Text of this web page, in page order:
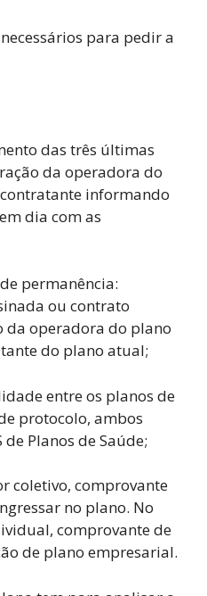
para pedir a
das três últimas
da operadora do
informando
dia com as
permanência:
ou contrato
da operadora do plano
do plano atual;
entre os planos de
protocolo, ambos
Planos de Saúde;
coletivo, comprovante
no plano. No
comprovante de
de plano empresarial.